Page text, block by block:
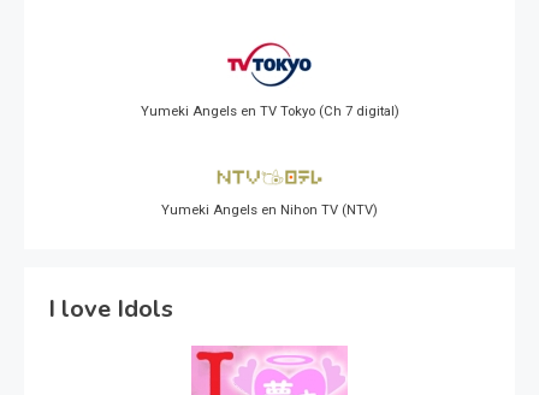
Yumeki Angels en TV Tokyo (Ch 7 digital)
Yumeki Angels en Nihon TV (NTV)
I love Idols